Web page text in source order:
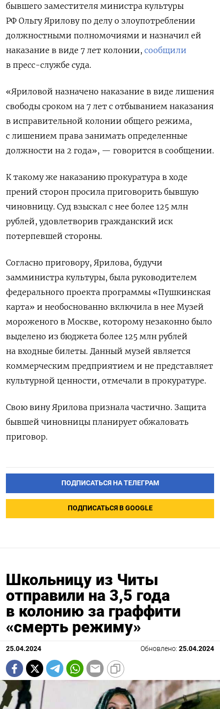
бывшего заместителя министра культуры
РФ Ольгу Ярилову по делу о злоупотреблении
должностными полномочиями и назначил ей
наказание в виде 7 лет колонии, сообщили
в пресс-службе суда.
«Яриловой назначено наказание в виде лишения
свободы сроком на 7 лет с отбыванием наказания
в исправительной колонии общего режима,
с лишением права занимать определенные
должности на 2 года», — говорится в сообщении.
К такому же наказанию прокуратура в ходе
прений сторон просила приговорить бывшую
чиновницу. Суд взыскал с нее более 125 млн
рублей, удовлетворив гражданский иск
потерпевшей стороны.
Согласно приговору, Ярилова, будучи
замминистра культуры, была руководителем
федерального проекта программы «Пушкинская
карта» и необоснованно включила в нее Музей
мороженого в Москве, которому незаконно было
выделено из бюджета более 125 млн рублей
на входные билеты. Данный музей является
коммерческим предприятием и не представляет
культурной ценности, отмечали в прокуратуре.
Свою вину Ярилова признала частично. Защита
бывшей чиновницы планирует обжаловать
приговор.
ПОДПИСАТЬСЯ НА ТЕЛЕГРАМ
ПОДПИСАТЬСЯ В GOOGLE
Школьницу из Читы
отправили на 3,5 года
в колонию за граффити
«смерть режиму»
25.04.2024 Обновлено: 25.04.2024